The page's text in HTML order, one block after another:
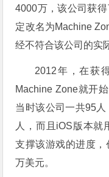
4000万，该公司获
定改名为Machine
经不符合该公司的实
2012年，在获
Machine Zone就开
当时该公司一共95
人，而且iOS版本就
支撑该游戏的进度，
万美元。